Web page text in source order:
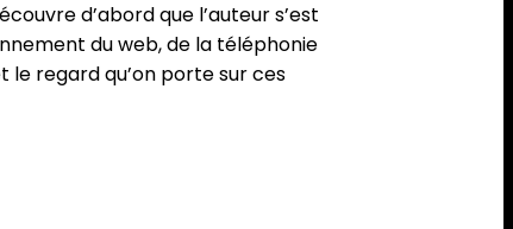
d’abord que l’auteur s’est
du web, de la téléphonie
le regard qu’on porte sur ces